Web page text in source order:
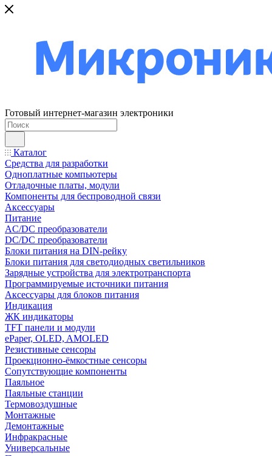
Готовый интернет-магазин электроники
Каталог
Средства для разработки
Одноплатные компьютеры
Отладочные платы, модули
Компоненты для беспроводной связи
Аксессуары
Питание
AC/DC преобразователи
DC/DC преобразователи
Блоки питания на DIN-рейку
Блоки питания для светодиодных светильников
Зарядные устройства для электротранспорта
Программируемые источники питания
Аксессуары для блоков питания
Индикация
ЖК индикаторы
TFT панели и модули
ePaper, OLED, AMOLED
Резистивные сенсоры
Проекционно-ёмкостные сенсоры
Сопутствующие компоненты
Паяльное
Паяльные станции
Термовоздушные
Монтажные
Демонтажные
Инфракрасные
Универсальные